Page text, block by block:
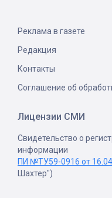
Реклама в газете
Редакция
Контакты
Соглашение об
Лицензии СМИ
Свидетельство о
информации
ПИ №ТУ59-0916 от
Шахтер")